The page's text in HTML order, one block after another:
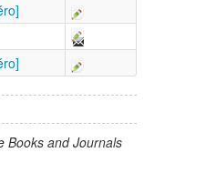
Books and Journals